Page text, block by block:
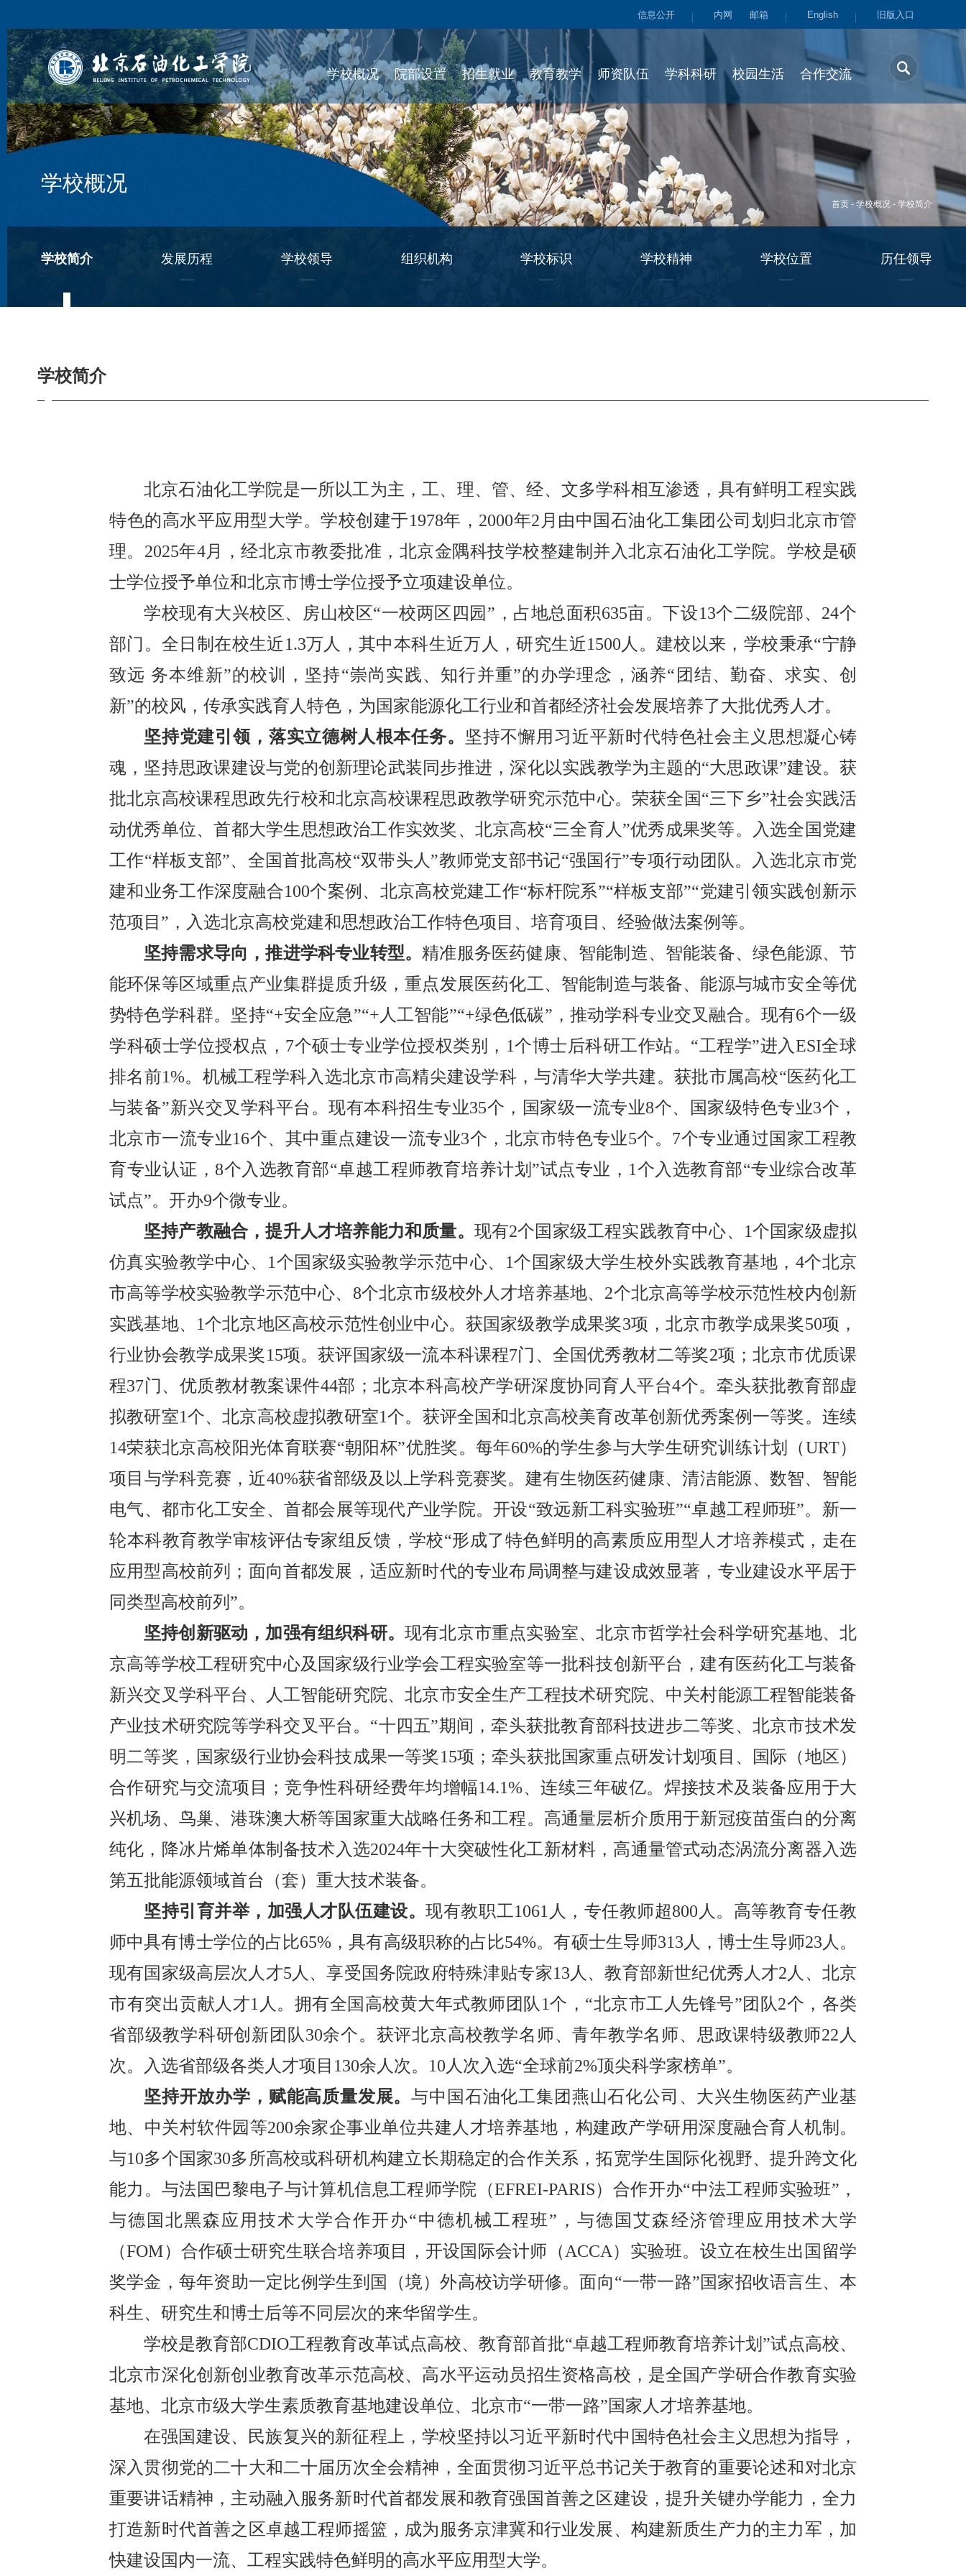
信息公开 内网 邮箱 English 旧版入口
学校概况 院部设置 招生就业 教育教学 师资队伍 学科科研 校园生活 合作交流
首页 -学校概况 - 学校简介
学校概况
学校简介 发展历程 学校领导 组织机构 学校标识 学校精神 学校位置 历任领导
学校简介
北京石油化工学院是一所以工为主，工、理、管、经、文多学科相互渗透，具有鲜明工程实践
特色的高水平应用型大学。学校创建于1978年，2000年2月由中国石油化工集团公司划归北京市管
理。2025年4月，经北京市教委批准，北京金隅科技学校整建制并入北京石油化工学院。学校是硕
士学位授予单位和北京市博士学位授予立项建设单位。
学校现有大兴校区、房山校区“一校两区四园”，占地总面积635亩。下设13个二级院部、24个
部门。全日制在校生近1.3万人，其中本科生近万人，研究生近1500人。建校以来，学校秉承“宁静
致远 务本维新”的校训，坚持“崇尚实践、知行并重”的办学理念，涵养“团结、勤奋、求实、创
新”的校风，传承实践育人特色，为国家能源化工行业和首都经济社会发展培养了大批优秀人才。
坚持党建引领，落实立德树人根本任务。 坚持不懈用习近平新时代特色社会主义思想凝心铸
魂，坚持思政课建设与党的创新理论武装同步推进，深化以实践教学为主题的“大思政课”建设。获
批北京高校课程思政先行校和北京高校课程思政教学研究示范中心。荣获全国“三下乡”社会实践活
动优秀单位、首都大学生思想政治工作实效奖、北京高校“三全育人”优秀成果奖等。入选全国党建
工作“样板支部”、全国首批高校“双带头人”教师党支部书记“强国行”专项行动团队。入选北京市党
建和业务工作深度融合100个案例、北京高校党建工作“标杆院系”“样板支部”“党建引领实践创新示
范项目”，入选北京高校党建和思想政治工作特色项目、培育项目、经验做法案例等。
坚持需求导向，推进学科专业转型。精准服务医药健康、智能制造、智能装备、绿色能源、节
能环保等区域重点产业集群提质升级，重点发展医药化工、智能制造与装备、能源与城市安全等优
势特色学科群。坚持“+安全应急”“+人工智能”“+绿色低碳”，推动学科专业交叉融合。现有6个一级
学科硕士学位授权点，7个硕士专业学位授权类别，1个博士后科研工作站。“工程学”进入ESI全球
排名前1%。机械工程学科入选北京市高精尖建设学科，与清华大学共建。获批市属高校“医药化工
与装备”新兴交叉学科平台。现有本科招生专业35个，国家级一流专业8个、国家级特色专业3个，
北京市一流专业16个、其中重点建设一流专业3个，北京市特色专业5个。7个专业通过国家工程教
育专业认证，8个入选教育部“卓越工程师教育培养计划”试点专业，1个入选教育部“专业综合改革
试点”。开办9个微专业。
坚持产教融合，提升人才培养能力和质量。 现有2个国家级工程实践教育中心、1个国家级虚拟
仿真实验教学中心、1个国家级实验教学示范中心、1个国家级大学生校外实践教育基地，4个北京
市高等学校实验教学示范中心、8个北京市级校外人才培养基地、2个北京高等学校示范性校内创新
实践基地、1个北京地区高校示范性创业中心。获国家级教学成果奖3项，北京市教学成果奖50项，
行业协会教学成果奖15项。获评国家级一流本科课程7门、全国优秀教材二等奖2项；北京市优质课
程37门、优质教材教案课件44部；北京本科高校产学研深度协同育人平台4个。牵头获批教育部虚
拟教研室1个、北京高校虚拟教研室1个。获评全国和北京高校美育改革创新优秀案例一等奖。连续
14荣获北京高校阳光体育联赛“朝阳杯”优胜奖。每年60%的学生参与大学生研究训练计划（URT）
项目与学科竞赛，近40%获省部级及以上学科竞赛奖。建有生物医药健康、清洁能源、数智、智能
电气、都市化工安全、首都会展等现代产业学院。开设“致远新工科实验班”“卓越工程师班”。新一
轮本科教育教学审核评估专家组反馈，学校“形成了特色鲜明的高素质应用型人才培养模式，走在
应用型高校前列；面向首都发展，适应新时代的专业布局调整与建设成效显著，专业建设水平居于
同类型高校前列”。
坚持创新驱动，加强有组织科研。 现有北京市重点实验室、北京市哲学社会科学研究基地、北
京高等学校工程研究中心及国家级行业学会工程实验室等一批科技创新平台，建有医药化工与装备
新兴交叉学科平台、人工智能研究院、北京市安全生产工程技术研究院、中关村能源工程智能装备
产业技术研究院等学科交叉平台。“十四五”期间，牵头获批教育部科技进步二等奖、北京市技术发
明二等奖，国家级行业协会科技成果一等奖15项；牵头获批国家重点研发计划项目、国际（地区）
合作研究与交流项目；竞争性科研经费年均增幅14.1%、连续三年破亿。焊接技术及装备应用于大
兴机场、鸟巢、港珠澳大桥等国家重大战略任务和工程。高通量层析介质用于新冠疫苗蛋白的分离
纯化，降冰片烯单体制备技术入选2024年十大突破性化工新材料，高通量管式动态涡流分离器入选
第五批能源领域首台（套）重大技术装备。
坚持引育并举，加强人才队伍建设。现有教职工1061人，专任教师超800人。高等教育专任教
师中具有博士学位的占比65%，具有高级职称的占比54%。有硕士生导师313人，博士生导师23人。
现有国家级高层次人才5人、享受国务院政府特殊津贴专家13人、教育部新世纪优秀人才2人、北京
市有突出贡献人才1人。拥有全国高校黄大年式教师团队1个，“北京市工人先锋号”团队2个，各类
省部级教学科研创新团队30余个。获评北京高校教学名师、青年教学名师、思政课特级教师22人
次。入选省部级各类人才项目130余人次。10人次入选“全球前2%顶尖科学家榜单”。
坚持开放办学，赋能高质量发展。与中国石油化工集团燕山石化公司、大兴生物医药产业基
地、中关村软件园等200余家企事业单位共建人才培养基地，构建政产学研用深度融合育人机制。
与10多个国家30多所高校或科研机构建立长期稳定的合作关系，拓宽学生国际化视野、提升跨文化
能力。与法国巴黎电子与计算机信息工程师学院（EFREI-PARIS）合作开办“中法工程师实验班”，
与德国北黑森应用技术大学合作开办“中德机械工程班”，与德国艾森经济管理应用技术大学
（FOM）合作硕士研究生联合培养项目，开设国际会计师（ACCA）实验班。设立在校生出国留学
奖学金，每年资助一定比例学生到国（境）外高校访学研修。面向“一带一路”国家招收语言生、本
科生、研究生和博士后等不同层次的来华留学生。
学校是教育部CDIO工程教育改革试点高校、教育部首批“卓越工程师教育培养计划”试点高校、
北京市深化创新创业教育改革示范高校、高水平运动员招生资格高校，是全国产学研合作教育实验
基地、北京市级大学生素质教育基地建设单位、北京市“一带一路”国家人才培养基地。
在强国建设、民族复兴的新征程上，学校坚持以习近平新时代中国特色社会主义思想为指导，
深入贯彻党的二十大和二十届历次全会精神，全面贯彻习近平总书记关于教育的重要论述和对北京
重要讲话精神，主动融入服务新时代首都发展和教育强国首善之区建设，提升关键办学能力，全力
打造新时代首善之区卓越工程师摇篮，成为服务京津冀和行业发展、构建新质生产力的主力军，加
快建设国内一流、工程实践特色鲜明的高水平应用型大学。